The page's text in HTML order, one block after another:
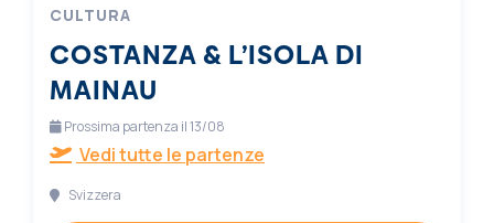
CULTURA
COSTANZA & L’ISOLA DI
MAINAU
Prossima partenza il 13/08
Vedi tutte le partenze
Svizzera